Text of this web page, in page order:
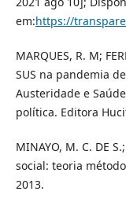
em:https://
MARQUES, R. M;
SUS na pandemia
Austeridade e
política. Editora
MINAYO, M. C. DE
social: teoria
2013.